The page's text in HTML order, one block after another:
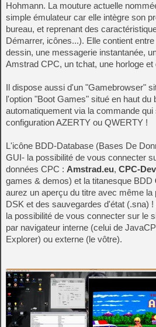
Hohmann. La mouture actuelle
simple émulateur car elle intègre son
bureau, et reprenant des
Démarrer, icônes...). Elle contient
dessin, une messagerie instantanée,
Amstrad CPC, un tchat, une horloge
Il dispose aussi d'un "Gamebrowser"
l'option "Boot Games" situé en haut du
automatiquement via la commande
configuration AZERTY ou QWERTY !
L'icône BDD-Database (Bases De
GUI- la possibilité de vous connecter
données CPC : Amstrad.eu, CPC-
games & demos) et la titanesque BDD
aurez un aperçu du titre avec même la
DSK et des sauvegardes d'état (.sna)
la possibilité de vous connecter sur le
par navigateur interne (celui de
Explorer) ou externe (le vôtre).